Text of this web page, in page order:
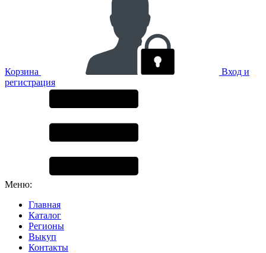
Корзина
Вход и
регистрация
Меню:
Главная
Каталог
Регионы
Выкуп
Контакты